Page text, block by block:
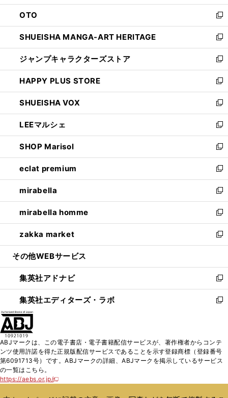
ウ
で
開
く
ン
ド
ウ
で
開
く
OTO
新
し
い
ウ
ィ
ン
ド
ウ
で
開
く
SHUEISHA MANGA-ART HERITAGE
新
し
い
ウ
ィ
ン
ド
ウ
で
開
く
ジャンプキャラクターズストア
新
し
い
ウ
ィ
ン
ド
ウ
で
開
く
HAPPY PLUS STORE
新
し
い
ウ
ィ
ン
ド
ウ
で
開
く
SHUEISHA VOX
新
し
い
ウ
ィ
ン
ド
ウ
で
開
く
LEEマルシェ
新
し
い
ウ
ィ
ン
ド
ウ
で
開
く
SHOP Marisol
新
し
い
ウ
ィ
ン
ド
ウ
で
開
eclat premium
新
し
い
ウ
ィ
ン
ド
ウ
開
く
mirabella
新
し
い
ウ
ィ
ン
ウ
で
開
く
mirabella homme
新
し
い
ウ
ン
ド
ウ
で
zakka market
新
し
ウ
ィ
ン
ド
く
その他WEBサービス
集英社アドナビ
新
し
い
ド
ウ
で
集英社エディターズ・ラボ
新
ィ
ン
ド
ABJマークは、この電子書店・電子書籍配信サービスが、著作権者からコンテ
ンツ使用許諾を得た正規版配信サービスであることを示す登録商標（登録番号
第6091713号）です。ABJマークの詳細、ABJマークを掲示しているサービス
の一覧はこちら。
https://aebs.or.jp/
新